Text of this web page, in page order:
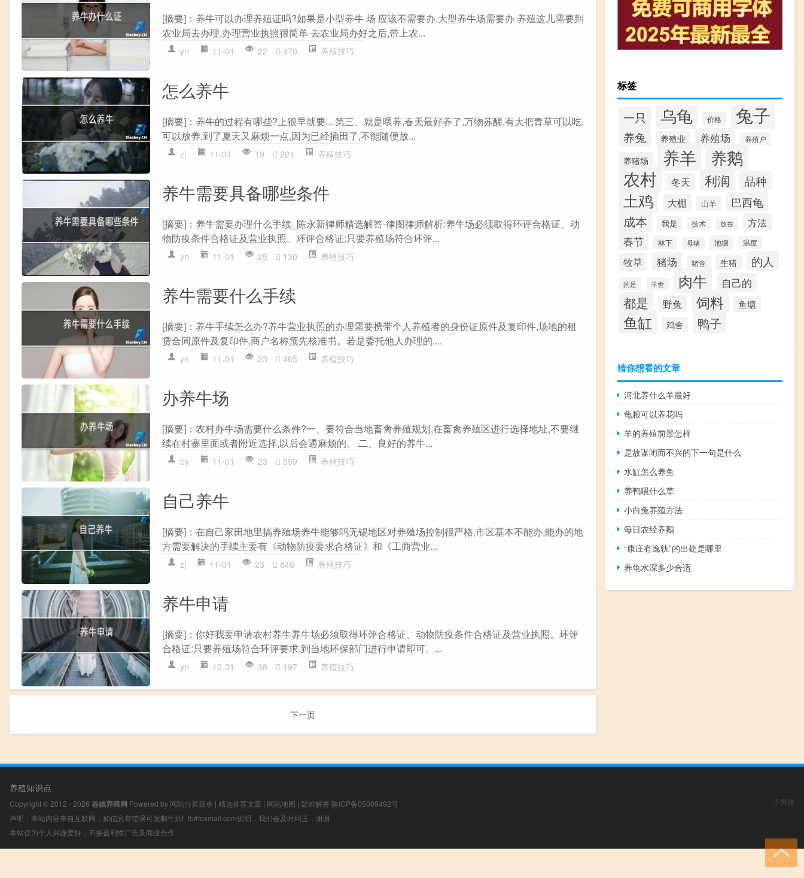
[摘要]：养牛可以办理养殖证吗?如果是小型养牛 场 应该不需要办,大型养牛场需要办 养殖这儿需要到
农业局去办理,办理营业执照很简单 去农业局办好之后,带上农...
yn 11-01 22 470 养殖技巧
怎么养牛
[摘要]：养牛的过程有哪些?上很早就要... 第三、就是喂养,春天最好养了,万物苏醒,有大把青草可以吃,
可以放养,到了夏天又麻烦一点,因为已经插田了,不能随便放...
zl 11-01 19 221 养殖技巧
养牛需要具备哪些条件
[摘要]：养牛需要办理什么手续_陈永新律师精选解答-律图律师解析:养牛场必须取得环评合格证、动
物防疫条件合格证及营业执照。环评合格证:只要养殖场符合环评...
yn 11-01 25 130 养殖技巧
养牛需要什么手续
[摘要]：养牛手续怎么办?养牛营业执照的办理需要携带个人养殖者的身份证原件及复印件,场地的租
赁合同原件及复印件,商户名称预先核准书。若是委托他人办理的,...
yn 11-01 23 465 养殖技巧
办养牛场
[摘要]：农村办牛场需要什么条件?一、要符合当地畜禽养殖规划,在畜禽养殖区进行选择地址,不要继
续在村寨里面或者附近选择,以后会遇麻烦的。 二、良好的养牛...
by 11-01 23 559 养殖技巧
自己养牛
[摘要]：在自己家田地里搞养殖场养牛能够吗无锡地区对养殖场控制很严格,市区基本不能办,能办的地
方需要解决的手续主要有《动物防疫要求合格证》和《工商营业...
zj 11-01 23 846 养殖技巧
养牛申请
[摘要]：你好我要申请农村养牛养牛场必须取得环评合格证、动物防疫条件合格证及营业执照。环评
合格证:只要养殖场符合环评要求,到当地环保部门进行申请即可。...
yn 10-31 38 197 养殖技巧
下一页
标签
一只 乌龟 价格 兔子
养兔 养殖业 养殖场 养殖户
养猪场 养羊 养鹅
农村 冬天 利润 品种
土鸡 大棚 山羊 巴西龟
成本 我是 技术 放在
方法
春节
林下 母猪 池塘 温度
牧草 猪场 猪舍 生猪 的人
的是 羊舍 肉牛 自己的
都是 野兔 饲料 鱼塘
鱼缸 鸡舍 鸭子
猜你想看的文章
河北养什么羊最好
龟粮可以养花吗
羊的养殖前景怎样
是故谋闭而不兴的下一句是什么
水缸怎么养鱼
养鸭喂什么草
小白兔养殖方法
每日农经养鹅
“康庄有逸轨”的出处是哪里
养龟水深多少合适
养殖知识点
Copyright © 2012 - 2026 谷姚养殖网 Powered by 网站分类目录 | 精选推荐文章 | 网站地图 | 疑难解答 陕ICP备05009492号
声明：本站内容来自互联网，如信息有错误可发邮件到f_fb#foxmail.com说明，我们会及时纠正，谢谢
本站仅为个人兴趣爱好，不接盈利性广告及商业合作
小男孩